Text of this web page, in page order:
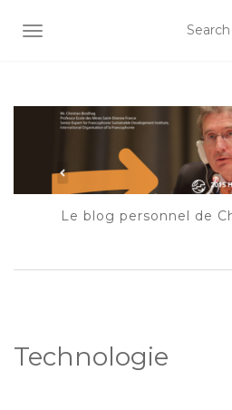
AFFICHER/MASQUER LA
Le blog personnel de
Technologie